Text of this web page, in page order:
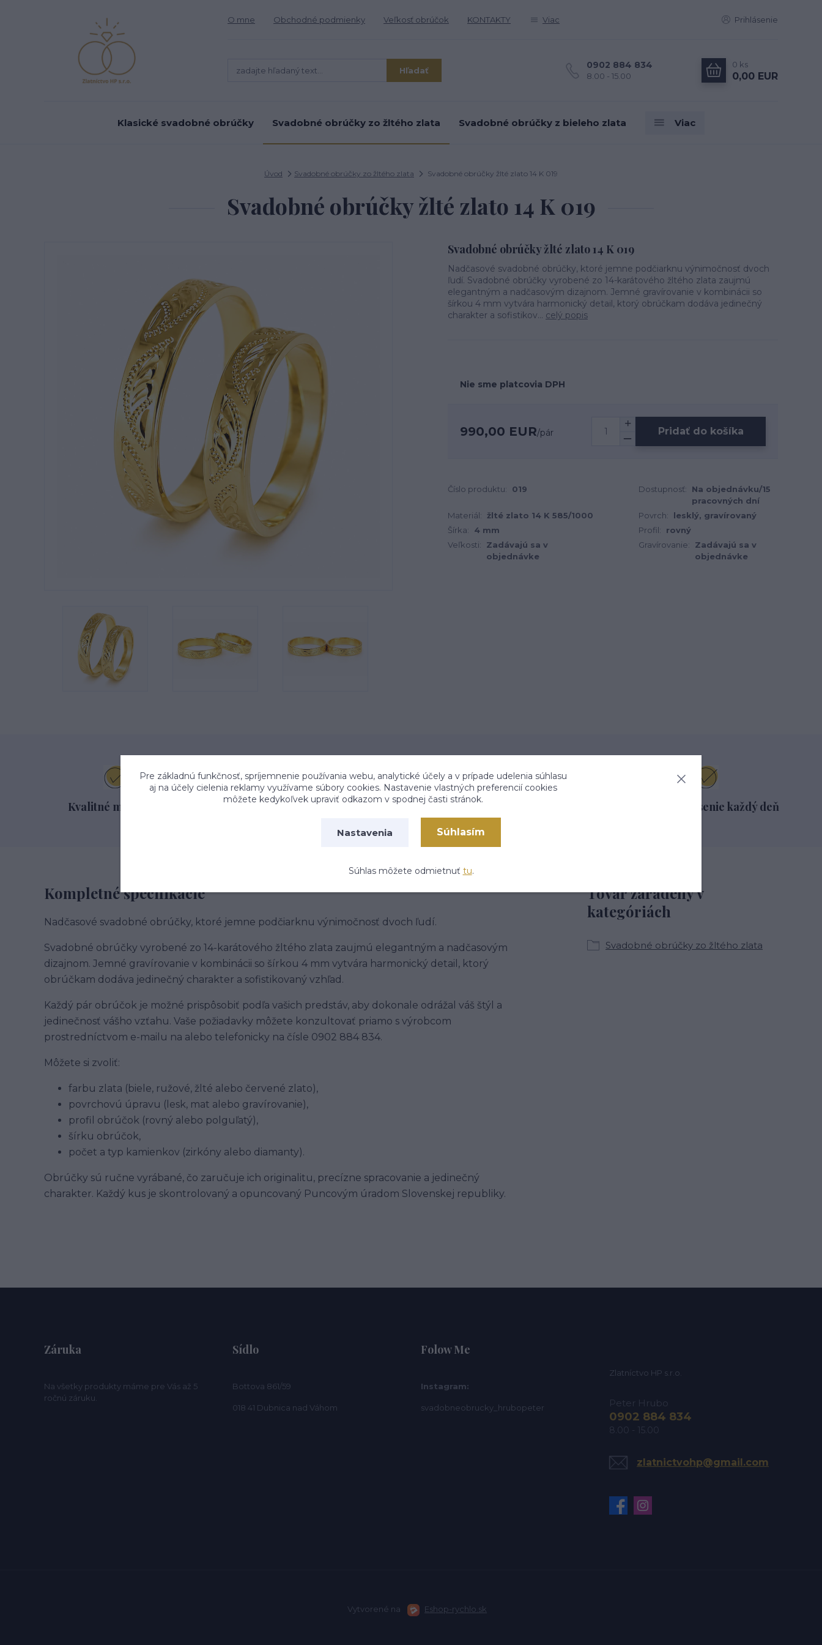
O mne Obchodné podmienky Veľkosť obrúčok KONTAKTY Viac Prihlásenie
Hľadať 0902 884 834
8.00 - 15.00
0 ks
0,00 EUR
Klasické svadobné obrúčky Svadobné obrúčky zo žltého zlata Svadobné obrúčky z bieleho zlata Viac
Úvod Svadobné obrúčky zo žltého zlata Svadobné obrúčky žlté zlato 14 K 019
Svadobné obrúčky žlté zlato 14 K 019
Svadobné obrúčky žlté zlato 14 K 019
Nadčasové svadobné obrúčky, ktoré jemne podčiarknu výnimočnosť dvoch
ľudí. Svadobné obrúčky vyrobené zo 14-karátového žltého zlata zaujmú
elegantným a nadčasovým dizajnom. Jemné gravírovanie v kombinácii so
šírkou 4 mm vytvára harmonický detail, ktorý obrúčkam dodáva jedinečný
charakter a sofistikov... celý popis
Nie sme platcovia DPH
990,00 EUR/pár Pridať do košíka
Číslo produktu: 019 Dostupnosť:
Na objednávku/15
pracovných dní
Materiál:
žlté zlato 14 K 585/1000 Povrch:
lesklý, gravírovaný
Šírka:
4 mm Profil:
rovný
Veľkosti:
Zadávajú sa v
objednávke
Gravírovanie:
Zadávajú sa v
objednávke
Kvalitné materiály Na trhu od roku 2006 Stovky spokojných zákazníkov Pohodlné nosenie každý deň
Kompletné špecifikácie
Nadčasové svadobné obrúčky, ktoré jemne podčiarknu výnimočnosť dvoch ľudí.
Svadobné obrúčky vyrobené zo 14-karátového žltého zlata zaujmú elegantným a nadčasovým
dizajnom. Jemné gravírovanie v kombinácii so šírkou 4 mm vytvára harmonický detail, ktorý
obrúčkam dodáva jedinečný charakter a sofistikovaný vzhľad.
Každý pár obrúčok je možné prispôsobiť podľa vašich predstáv, aby dokonale odrážal váš štýl a
jedinečnosť vášho vzťahu. Vaše požiadavky môžete konzultovať priamo s výrobcom
prostredníctvom e-mailu na alebo telefonicky na čísle 0902 884 834.
Môžete si zvoliť:
farbu zlata (biele, ružové, žlté alebo červené zlato),
povrchovú úpravu (lesk, mat alebo gravírovanie),
profil obrúčok (rovný alebo polguľatý),
šírku obrúčok,
počet a typ kamienkov (zirkóny alebo diamanty).
Obrúčky sú ručne vyrábané, čo zaručuje ich originalitu, precízne spracovanie a jedinečný
charakter. Každý kus je skontrolovaný a opuncovaný Puncovým úradom Slovenskej republiky.
Tovar zaradený v
kategóriách
Svadobné obrúčky zo žltého zlata
Záruka
Na všetky produkty máme pre Vás až 5
ročnú záruku.
Sídlo
Bottova 861/59
018 41 Dubnica nad Váhom
Folow Me
Instagram:
svadobneobrucky_hrubopeter
Zlatníctvo HP s.r.o.
Peter Hrubo
0902 884 834
8.00 - 15.00
zlatnictvohp@gmail.com
Vytvorené na Eshop-rychlo.sk
Pre základnú funkčnosť, spríjemnenie používania webu, analytické účely a v prípade udelenia súhlasu
aj na účely cielenia reklamy využívame súbory cookies. Nastavenie vlastných preferencií cookies
môžete kedykoľvek upraviť odkazom v spodnej časti stránok.
Nastavenia Súhlasím
Súhlas môžete odmietnuť tu.